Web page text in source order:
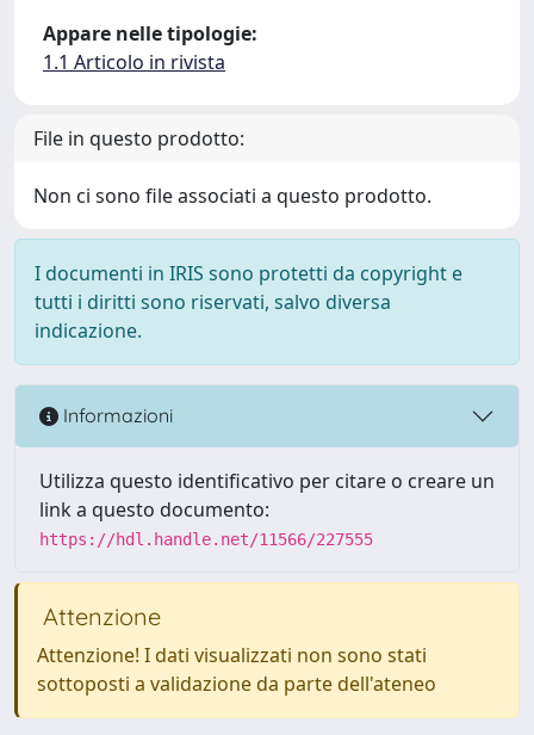
Appare nelle tipologie:
1.1 Articolo in rivista
File in questo prodotto:
Non ci sono file associati a questo prodotto.
I documenti in IRIS sono protetti da copyright e
tutti i diritti sono riservati, salvo diversa
indicazione.
Informazioni
Utilizza questo identificativo per citare o creare un
link a questo documento:
https://hdl.handle.net/11566/227555
Attenzione
Attenzione! I dati visualizzati non sono stati
sottoposti a validazione da parte dell'ateneo